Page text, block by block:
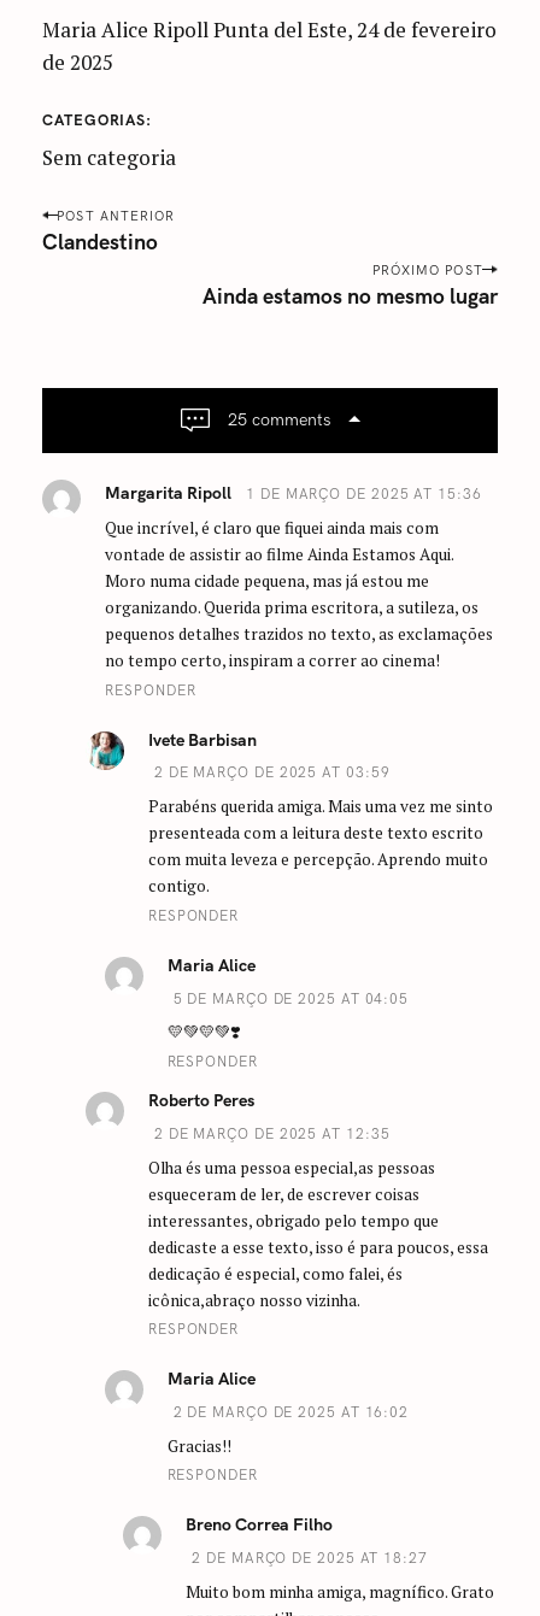
Maria Alice Ripoll Punta del Este, 24 de fevereiro
de 2025
CATEGORIAS
Sem categoria
P
o
v
a
t
POST ANTERIOR
Clandestino
PRÓXIMO POST
Ainda estamos no mesmo lugar
25 comments
Margarita Ripoll 1 DE MARÇO DE 2025 AT 15:36
Que incrível, é claro que fiquei ainda mais com
vontade de assistir ao filme Ainda Estamos Aqui.
Moro numa cidade pequena, mas já estou me
organizando. Querida prima escritora, a sutileza, os
pequenos detalhes trazidos no texto, as exclamações
no tempo certo, inspiram a correr ao cinema!
RESPONDER
Ivete Barbisan
2 DE MARÇO DE 2025 AT 03:59
Parabéns querida amiga. Mais uma vez me sinto
presenteada com a leitura deste texto escrito
com muita leveza e percepção. Aprendo muito
contigo.
RESPONDER
Maria Alice
5 DE MARÇO DE 2025 AT 04:05
💛💚💛💚❣️
RESPONDER
Roberto Peres
2 DE MARÇO DE 2025 AT 12:35
Olha és uma pessoa especial,as pessoas
esqueceram de ler, de escrever coisas
interessantes, obrigado pelo tempo que
dedicaste a esse texto, isso é para poucos, essa
dedicação é especial, como falei, és
icônica,abraço nosso vizinha.
RESPONDER
Maria Alice
2 DE MARÇO DE 2025 AT 16:02
Gracias!!
RESPONDER
Breno Correa Filho
2 DE MARÇO DE 2025 AT 18:27
Muito bom minha amiga, magnífico. Grato